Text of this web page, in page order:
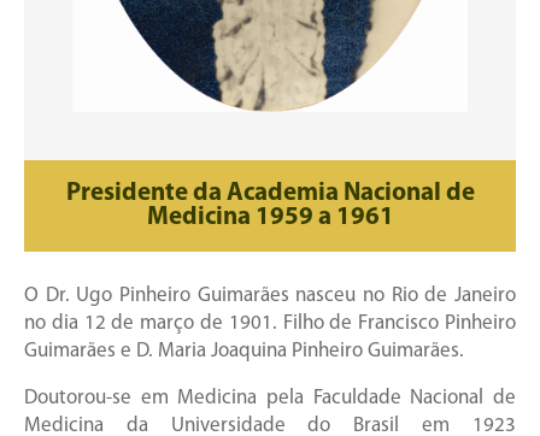
Presidente da Academia Nacional de
Medicina 1959 a 1961
O Dr. Ugo Pinheiro Guimarães nasceu no Rio de Janeiro
no dia 12 de março de 1901. Filho de Francisco Pinheiro
Guimarães e D. Maria Joaquina Pinheiro Guimarães.
Doutorou-se em Medicina pela Faculdade Nacional de
Medicina da Universidade do Brasil em 1923